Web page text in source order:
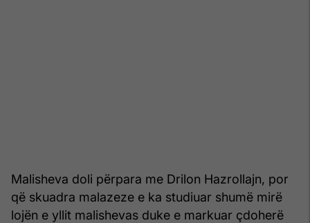
Malisheva doli përpara me Drilon Hazrollajn, por
që skuadra malazeze e ka studiuar shumë mirë
lojën e yllit malishevas duke e markuar çdoherë